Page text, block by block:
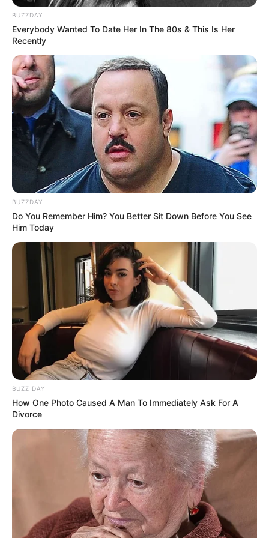
Les Meilleures cotes pour les plus grandes compétitions de
Football sont ici
LIRE LA SUITE
BUZZDAY
Everybody Wanted To Date Her In The 80s & This Is Her
Recently
BUZZDAY
Do You Remember Him? You Better Sit Down Before You See
Him Today
BUZZ DAY
How One Photo Caused A Man To Immediately Ask For A
Divorce